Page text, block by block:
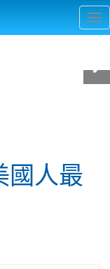
國人最